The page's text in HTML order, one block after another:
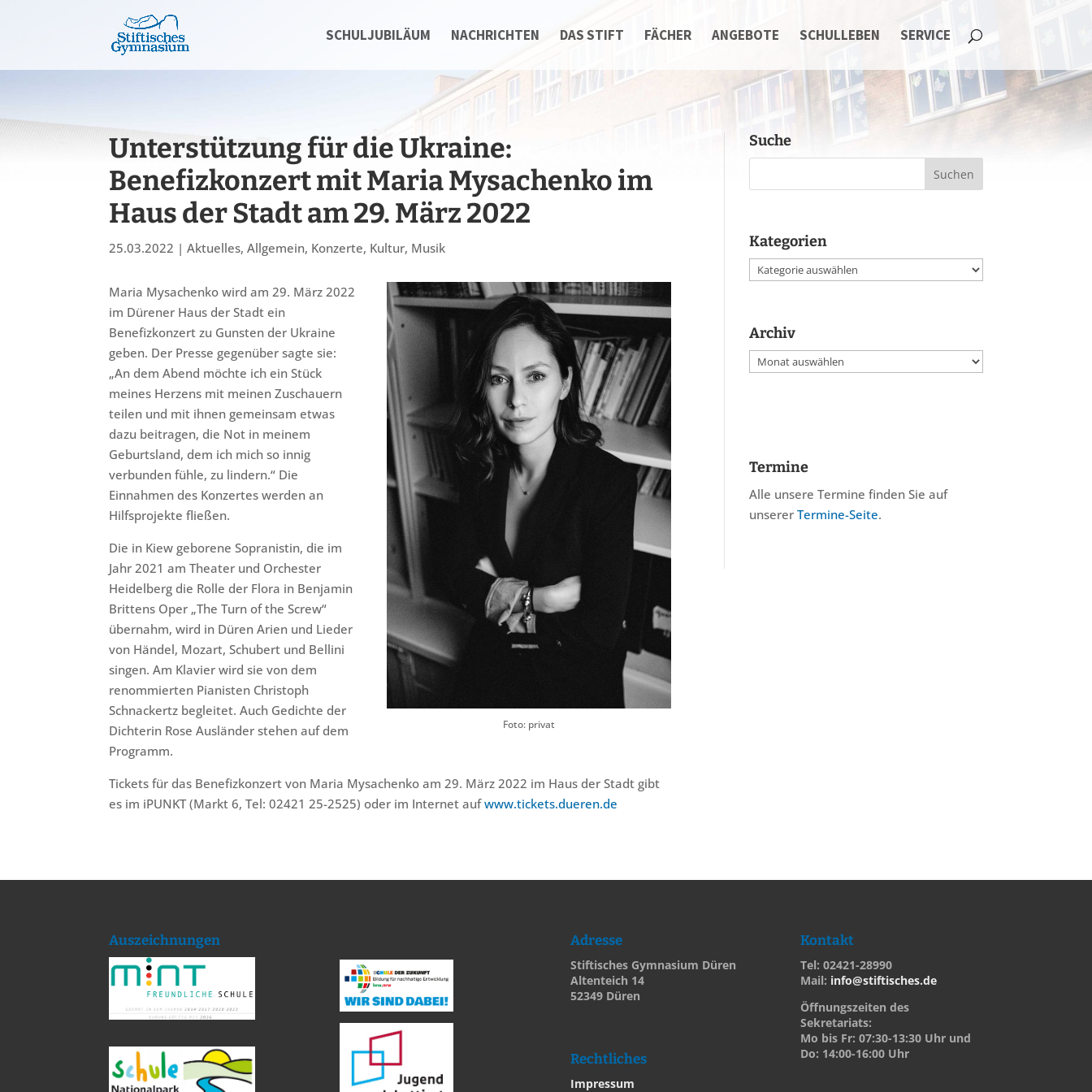
SCHULJUBILÄUM NACHRICHTEN DAS STIFT FÄCHER ANGEBOTE SCHULLEBEN SERVICE
Unterstützung für die Ukraine:
Benefizkonzert mit Maria Mysachenko im
Haus der Stadt am 29. März 2022
25.03.2022 |Aktuelles,Allgemein, Konzerte, Kultur, Musik
Foto: privat
Maria Mysachenko wird am 29. März 2022
im Dürener Haus der Stadt ein
Benefizkonzert zu Gunsten der Ukraine
geben. Der Presse gegenüber sagte sie:
„An dem Abend möchte ich ein Stück
meines Herzens mit meinen Zuschauern
teilen und mit ihnen gemeinsam etwas
dazu beitragen, die Not in meinem
Geburtsland, dem ich mich so innig
verbunden fühle, zu lindern.“ Die
Einnahmen des Konzertes werden an
Hilfsprojekte fließen.
Die in Kiew geborene Sopranistin, die im
Jahr 2021 am Theater und Orchester
Heidelberg die Rolle der Flora in Benjamin
Brittens Oper „The Turn of the Screw“
übernahm, wird in Düren Arien und Lieder
von Händel, Mozart, Schubert und Bellini
singen. Am Klavier wird sie von dem
renommierten Pianisten Christoph
Schnackertz begleitet. Auch Gedichte der
Dichterin Rose Ausländer stehen auf dem
Programm.
Tickets für das Benefizkonzert von Maria Mysachenko am 29. März 2022 im Haus der Stadt gibt
es im iPUNKT (Markt 6, Tel: 02421 25-2525) oder im Internet aufwww.tickets.dueren.de
Suche
Kategorien
Kategorien
Archiv
Archiv
Termine
Alle unsere Termine finden Sie auf
unserer Termine-Seite.
Auszeichnungen Adresse
Stiftisches Gymnasium Düren
Altenteich 14
52349 Düren
Rechtliches
Impressum
Kontakt
Tel: 02421-28990
Mail: info@stiftisches.de
Öffnungszeiten des
Sekretariats:
Mo bis Fr: 07:30-13:30 Uhr und
Do: 14:00-16:00 Uhr